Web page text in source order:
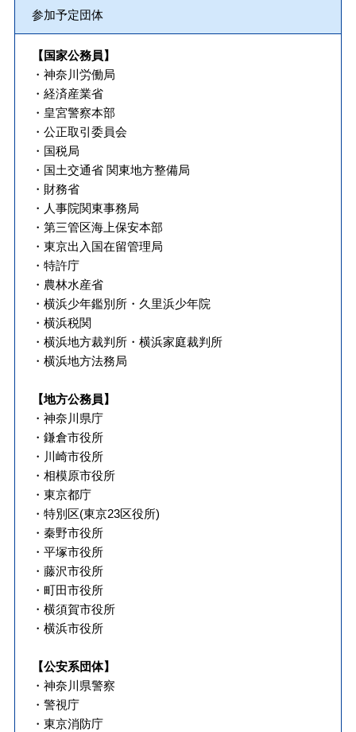
参加予定団体
【国家公務員】
・神奈川労働局
・経済産業省
・皇宮警察本部
・公正取引委員会
・国税局
・国土交通省 関東地方整備局
・財務省
・人事院関東事務局
・第三管区海上保安本部
・東京出入国在留管理局
・特許庁
・農林水産省
・横浜少年鑑別所・久里浜少年院
・横浜税関
・横浜地方裁判所・横浜家庭裁判所
・横浜地方法務局
【地方公務員】
・神奈川県庁
・鎌倉市役所
・川崎市役所
・相模原市役所
・東京都庁
・特別区(東京23区役所)
・秦野市役所
・平塚市役所
・藤沢市役所
・町田市役所
・横須賀市役所
・横浜市役所
【公安系団体】
・神奈川県警察
・警視庁
・東京消防庁